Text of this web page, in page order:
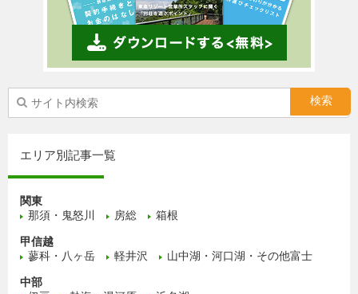
エリア別記事一覧
関東
那須・鬼怒川
房総 箱根
甲信越
蓼科・八ヶ岳
軽井沢 山中湖・河口湖・その他富士
中部